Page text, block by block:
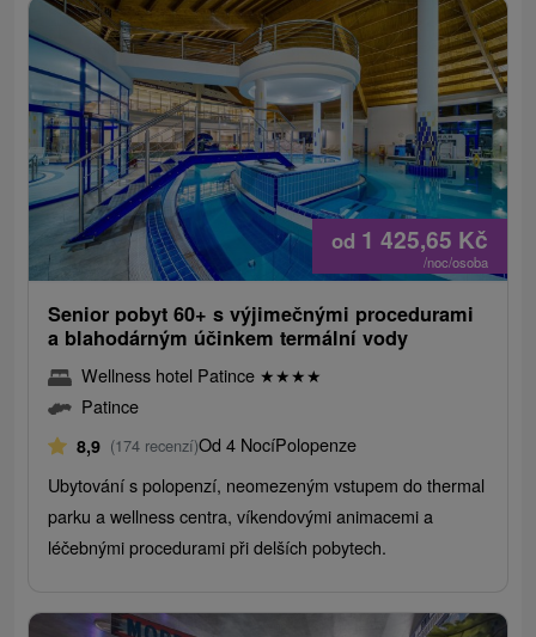
od 1 425,65 Kč
/noc/osoba
Senior pobyt 60+ s výjimečnými procedurami
a blahodárným účinkem termální vody
Wellness hotel Patince ★★★★
Patince
8,9 (174 recenzí)Od 4 NocíPolopenze
Ubytování s polopenzí, neomezeným vstupem do thermal
parku a wellness centra, víkendovými animacemi a
léčebnými procedurami při delších pobytech.